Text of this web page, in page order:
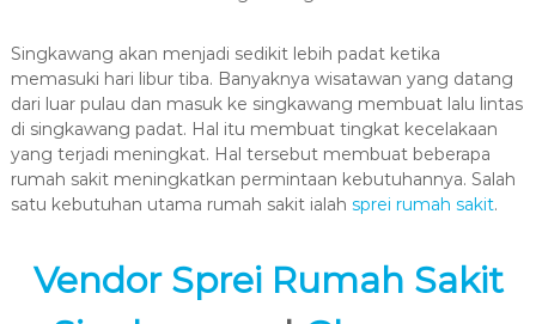
Singkawang akan menjadi sedikit lebih padat ketika
memasuki hari libur tiba. Banyaknya wisatawan yang datang
dari luar pulau dan masuk ke singkawang membuat lalu lintas
di singkawang padat. Hal itu membuat tingkat kecelakaan
yang terjadi meningkat. Hal tersebut membuat beberapa
rumah sakit meningkatkan permintaan kebutuhannya. Salah
satu kebutuhan utama rumah sakit ialah sprei rumah sakit.
Vendor Sprei Rumah Sakit